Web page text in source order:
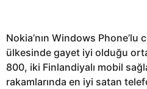
l
a
g
o
Nokia’nın Windows Phone’lu
ülkesinde gayet iyi olduğu
800, iki Finlandiyalı mobil
rakamlarında en iyi satan